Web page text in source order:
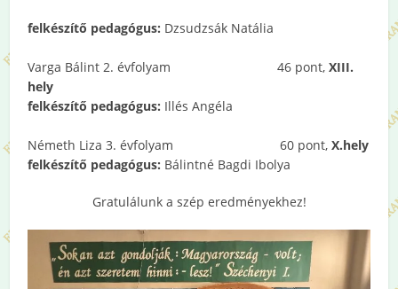
felkészítő pedagógus: Dzsudzsák Natália
Varga Bálint 2. évfolyam 46 pont,XIII.
hely
felkészítő pedagógus: Illés Angéla
Németh Liza 3. évfolyam 60 pont,X.hely
felkészítő pedagógus: Bálintné Bagdi Ibolya
Gratulálunk a szép eredményekhez!